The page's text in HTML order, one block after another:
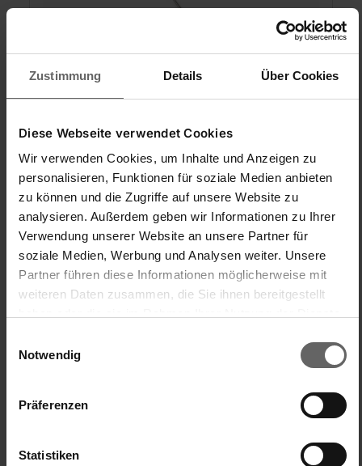
Zustimmung Details Über Cookies
Diese Webseite verwendet Cookies
Wir verwenden Cookies, um Inhalte und Anzeigen zu
personalisieren, Funktionen für soziale Medien anbieten
zu können und die Zugriffe auf unsere Website zu
analysieren. Außerdem geben wir Informationen zu Ihrer
Verwendung unserer Website an unsere Partner für
soziale Medien, Werbung und Analysen weiter. Unsere
Partner führen diese Informationen möglicherweise mit
weiteren Daten zusammen, die Sie ihnen bereitgestellt
Cookies, wenn Sie unsere Webseite weiterhin nutzen.
Notwendig
Präferenzen
Statistiken